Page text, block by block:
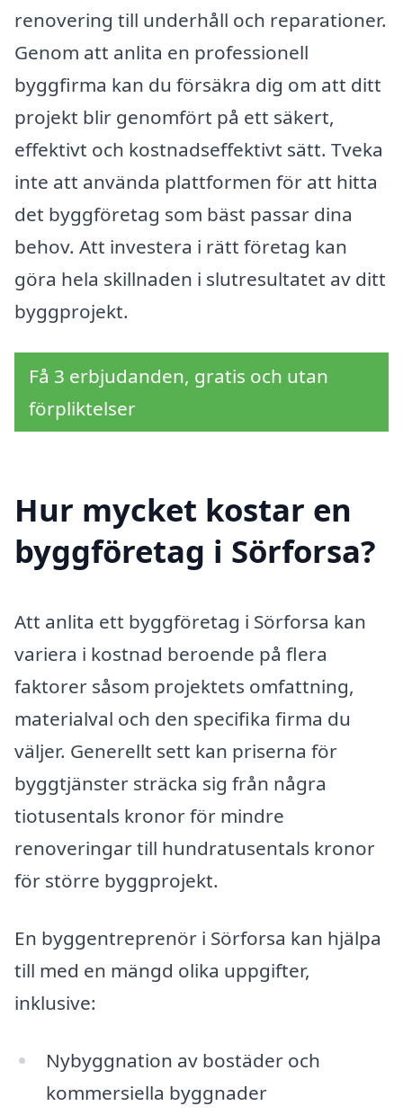
renovering till underhåll och reparationer.
Genom att anlita en professionell
byggfirma kan du försäkra dig om att ditt
projekt blir genomfört på ett säkert,
effektivt och kostnadseffektivt sätt. Tveka
inte att använda plattformen för att hitta
det byggföretag som bäst passar dina
behov. Att investera i rätt företag kan
göra hela skillnaden i slutresultatet av ditt
byggprojekt.
Få 3 erbjudanden, gratis och utan
förpliktelser
Hur mycket kostar en
byggföretag i Sörforsa?
Att anlita ett byggföretag i Sörforsa kan
variera i kostnad beroende på flera
faktorer såsom projektets omfattning,
materialval och den specifika firma du
väljer. Generellt sett kan priserna för
byggtjänster sträcka sig från några
tiotusentals kronor för mindre
renoveringar till hundratusentals kronor
för större byggprojekt.
En byggentreprenör i Sörforsa kan hjälpa
till med en mängd olika uppgifter,
inklusive:
Nybyggnation av bostäder och
kommersiella byggnader